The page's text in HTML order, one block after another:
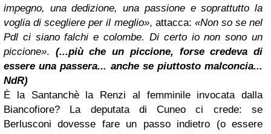
impegno, una dedizione, una passione e soprattutto la
voglia di scegliere per il meglio», attacca: «Non so se nel
Pdl ci siano falchi e colombe. Di certo io non sono un
piccione». (...più che un piccione, forse credeva di
essere una passera... anche se piuttosto malconcia...
NdR)
È la Santanchè la Renzi al femminile invocata dalla
Biancofiore? La deputata di Cuneo ci crede: se
Berlusconi dovesse fare un passo indietro (o essere